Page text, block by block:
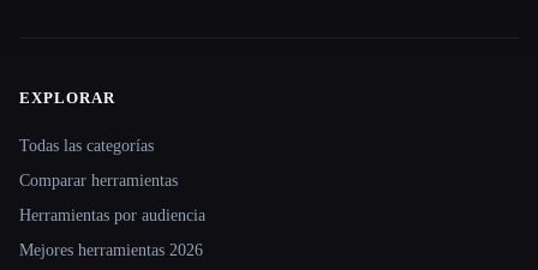
Site navigation
EXPLORAR
Todas las categorías
Comparar herramientas
Herramientas por audiencia
Mejores herramientas 2026